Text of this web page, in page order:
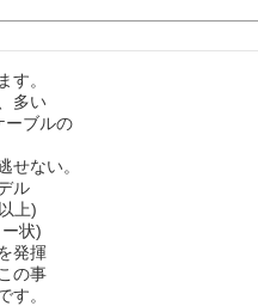
す。
多い
ーブルの
せない。
ル
上)
状)
発揮
の事
す。